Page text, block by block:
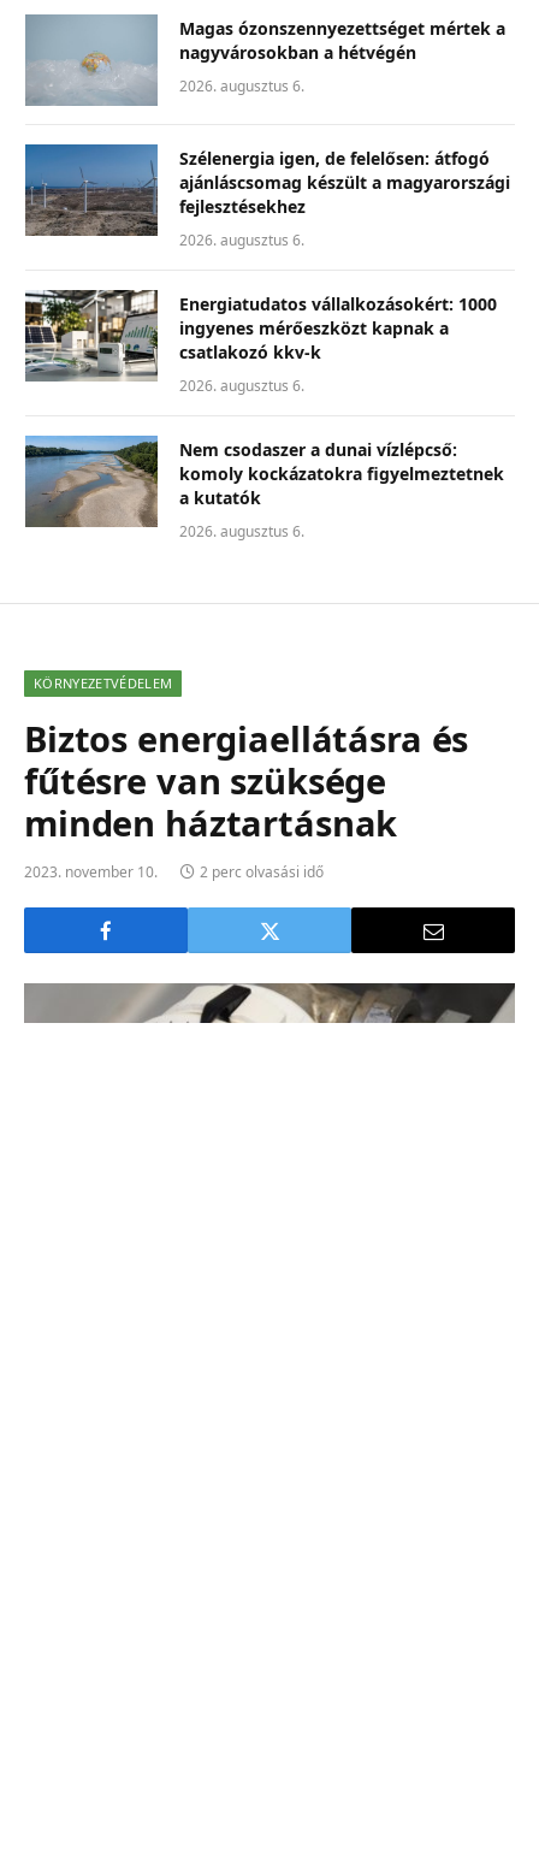
Magas ózonszennyezettséget mértek a
nagyvárosokban a hétvégén
2026. augusztus 6.
Szélenergia igen, de felelősen: átfogó
ajánláscsomag készült a magyarországi
fejlesztésekhez
2026. augusztus 6.
Energiatudatos vállalkozásokért: 1000
ingyenes mérőeszközt kapnak a
csatlakozó kkv-k
2026. augusztus 6.
Nem csodaszer a dunai vízlépcső:
komoly kockázatokra figyelmeztetnek
a kutatók
2026. augusztus 6.
KÖRNYEZETVÉDELEM
Biztos energiaellátásra és
fűtésre van szüksége
minden háztartásnak
2023. november 10. 2 perc olvasási idő